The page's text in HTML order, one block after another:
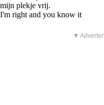
mijn plekje vrij.
I'm right and you know it
▼